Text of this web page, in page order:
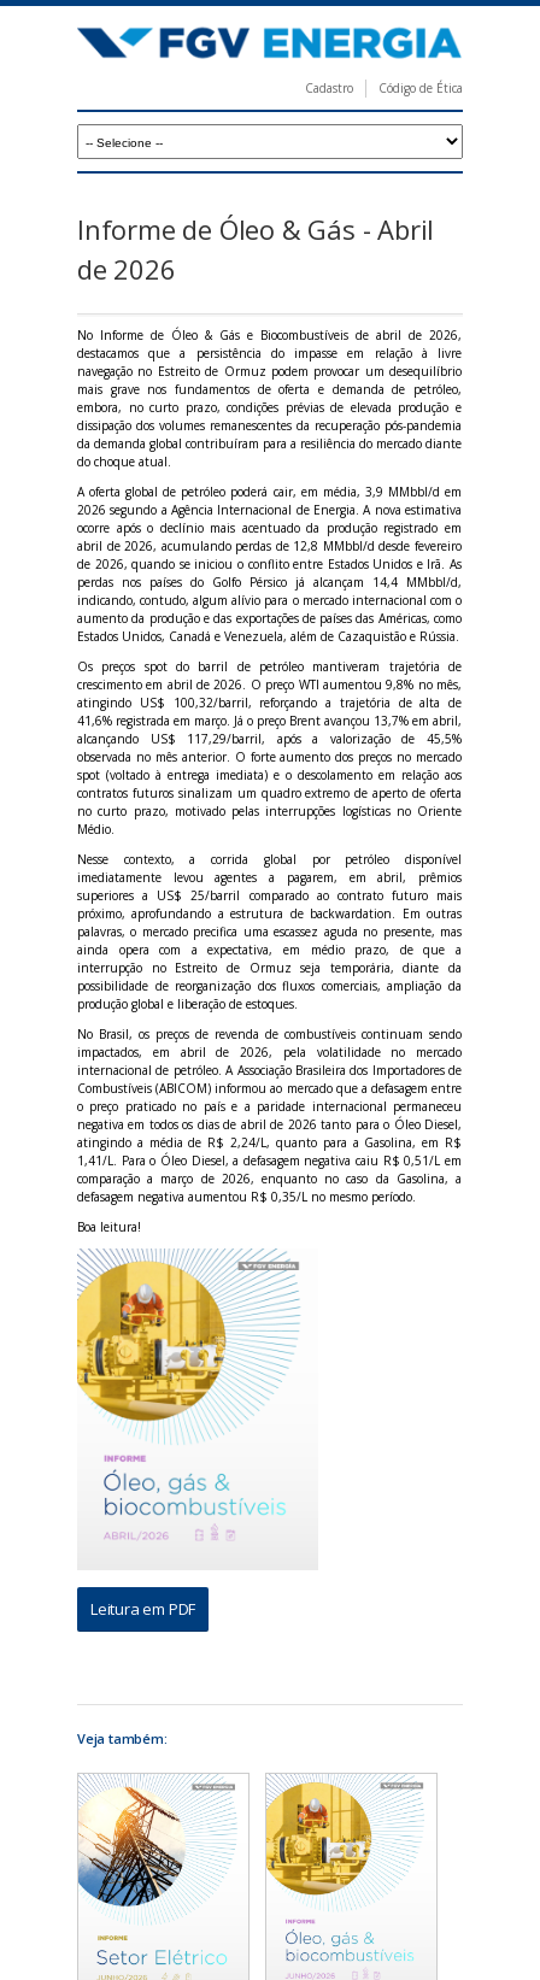
para
principal
V
e
r
g
i
a
Cadastro Código de Ética
Informe de Óleo & Gás - Abril
de 2026
No Informe de Óleo & Gás e Biocombustíveis de abril de 2026,
destacamos que a persistência do impasse em relação à livre
navegação no Estreito de Ormuz podem provocar um desequilíbrio
mais grave nos fundamentos de oferta e demanda de petróleo,
embora, no curto prazo, condições prévias de elevada produção e
dissipação dos volumes remanescentes da recuperação pós-pandemia
da demanda global contribuíram para a resiliência do mercado diante
do choque atual.
A oferta global de petróleo poderá cair, em média, 3,9 MMbbl/d em
2026 segundo a Agência Internacional de Energia. A nova estimativa
ocorre após o declínio mais acentuado da produção registrado em
abril de 2026, acumulando perdas de 12,8 MMbbl/d desde fevereiro
de 2026, quando se iniciou o conflito entre Estados Unidos e Irã. As
perdas nos países do Golfo Pérsico já alcançam 14,4 MMbbl/d,
indicando, contudo, algum alívio para o mercado internacional com o
aumento da produção e das exportações de países das Américas, como
Estados Unidos, Canadá e Venezuela, além de Cazaquistão e Rússia.
Os preços spot do barril de petróleo mantiveram trajetória de
crescimento em abril de 2026. O preço WTI aumentou 9,8% no mês,
atingindo US$ 100,32/barril, reforçando a trajetória de alta de
41,6% registrada em março. Já o preço Brent avançou 13,7% em abril,
alcançando US$ 117,29/barril, após a valorização de 45,5%
observada no mês anterior. O forte aumento dos preços no mercado
spot (voltado à entrega imediata) e o descolamento em relação aos
contratos futuros sinalizam um quadro extremo de aperto de oferta
no curto prazo, motivado pelas interrupções logísticas no Oriente
Médio.
Nesse contexto, a corrida global por petróleo disponível
imediatamente levou agentes a pagarem, em abril, prêmios
superiores a US$ 25/barril comparado ao contrato futuro mais
próximo, aprofundando a estrutura de backwardation. Em outras
palavras, o mercado precifica uma escassez aguda no presente, mas
ainda opera com a expectativa, em médio prazo, de que a
interrupção no Estreito de Ormuz seja temporária, diante da
possibilidade de reorganização dos fluxos comerciais, ampliação da
produção global e liberação de estoques.
No Brasil, os preços de revenda de combustíveis continuam sendo
impactados, em abril de 2026, pela volatilidade no mercado
internacional de petróleo. A Associação Brasileira dos Importadores de
Combustíveis (ABICOM) informou ao mercado que a defasagem entre
o preço praticado no país e a paridade internacional permaneceu
negativa em todos os dias de abril de 2026 tanto para o Óleo Diesel,
atingindo a média de R$ 2,24/L, quanto para a Gasolina, em R$
1,41/L. Para o Óleo Diesel, a defasagem negativa caiu R$ 0,51/L em
comparação a março de 2026, enquanto no caso da Gasolina, a
defasagem negativa aumentou R$ 0,35/L no mesmo período.
Boa leitura!
Leitura em PDF
Veja também: